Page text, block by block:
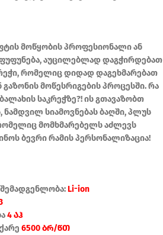
მოწყობის პროფესიონალი ან
ფუფუნება, აუცილებლად დაგჭირდებათ
რომელიც დიდად დაგეხმარებათ
გაზონის მოწესრიგების პროცესში. რა
საკრეჭზე?! ის გთავაზობთ
სიამოვნებას ბაღში, პლუს
მომხმარებელს აძლევს
ბევრი რამის პერსონალიზაცია!
Li-ion
4 აჰ
6500 ბრ/წთ